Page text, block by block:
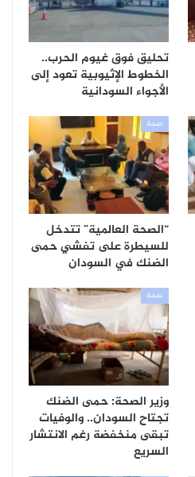
تحليق فوق غيوم الحرب..
الخطوط الإثيوبية تعود إلى
الأجواء السودانية
صحة
“الصحة العالمية” تتدخل
للسيطرة على تفشي حمى
الضنك في السودان
صحة
وزير الصحة: حمى الضنك
تجتاح السودان.. والوفيات
تبقى منخفضة رغم الانتشار
السريع